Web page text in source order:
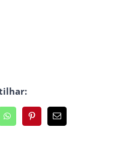
WhatsAppPinterest
E-
mail